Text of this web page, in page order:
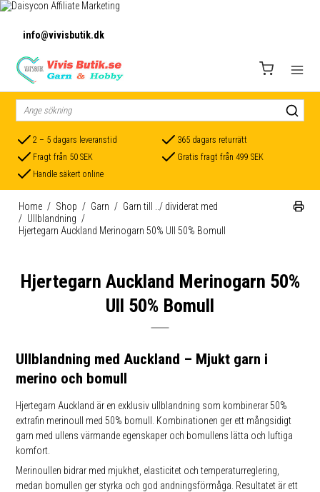
info@vivisbutik.dk
2 – 5 dagars leveranstid
365 dagars returrätt
Fragt från 50 SEK
Gratis fragt från 499 SEK
Handle säkert online
Home / Shop / Garn / Garn till ../ dividerat med
/ Ullblandning /
Hjertegarn Auckland Merinogarn 50% Ull 50% Bomull
Hjertegarn Auckland Merinogarn 50%
Ull 50% Bomull
Ullblandning med Auckland – Mjukt garn i
merino och bomull
Hjertegarn Auckland är en exklusiv ullblandning som kombinerar 50%
extrafin merinoull med 50% bomull. Kombinationen ger ett mångsidigt
garn med ullens värmande egenskaper och bomullens lätta och luftiga
komfort.
Merinoullen bidrar med mjukhet, elasticitet och temperaturreglering,
medan bomullen ger styrka och god andningsförmåga. Resultatet är ett